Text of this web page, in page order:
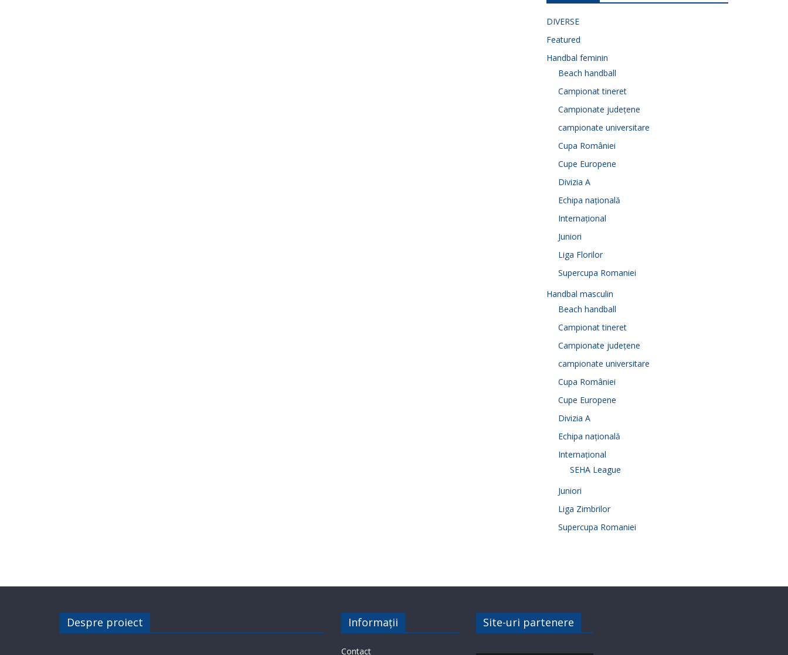
DIVERSE
Featured
Handbal feminin
Beach handball
Campionat tineret
Campionate județene
campionate universitare
Cupa României
Cupe Europene
Divizia A
Echipa națională
Internațional
Juniori
Liga Florilor
Supercupa Romaniei
Handbal masculin
Beach handball
Campionat tineret
Campionate județene
campionate universitare
Cupa României
Cupe Europene
Divizia A
Echipa națională
Internațional
SEHA League
Juniori
Liga Zimbrilor
Supercupa Romaniei
Despre proiect Informații
Contact
Site-uri partenere